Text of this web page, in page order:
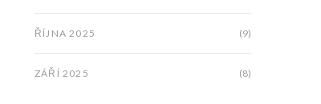
ŘÍJNA 2025 (9)
ZÁŘÍ 2025 (8)